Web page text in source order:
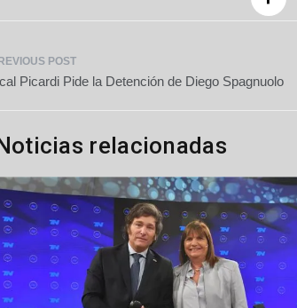
Picardi Pide la Detención de Diego Spagnuolo
relacionadas